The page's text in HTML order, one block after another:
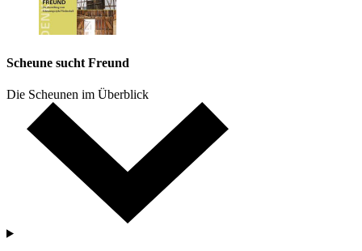
Scheune sucht Freund
Die Scheunen im Überblick